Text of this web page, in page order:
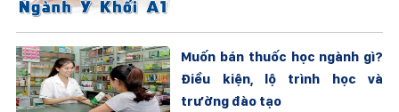
Muốn bán thuốc học ngành gì?
Điều kiện, lộ trình học và
trường đào tạo